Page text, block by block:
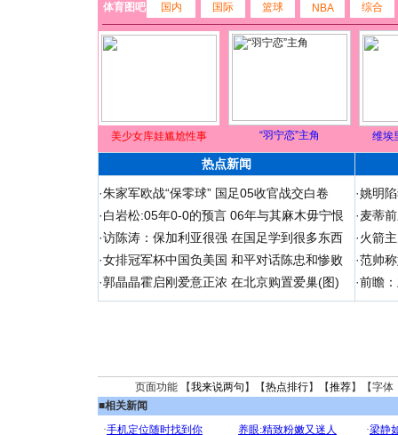
体育图吧 国内 国际 篮球 NBA 综合
美少女库娃尴尬性事 “羽宁恋”主角 维埃
热点新闻
·朱家军欧战“保零球” 国足05收官战交白卷
·白岩松:05年0-0的预言 06年与其麻木毋宁恨
·访陈涛：保加利亚很强 在国足学到很多东西
·女排冠军杯中国负美国 和平对话陈忠和惨败
·郭晶晶霍启刚爱意正浓 在北京购置爱巢(图)
·姚明
·麦蒂
·火箭
·范帅
·前瞻
页面功能 【我来说两句 】【热点排行】【推荐】【字体
■相关新闻